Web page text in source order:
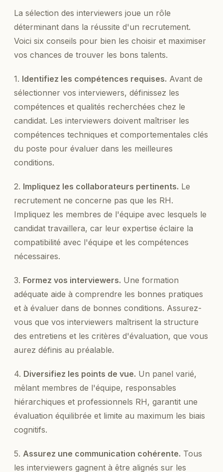
La sélection des interviewers joue un rôle
déterminant dans la réussite d'un recrutement.
Voici six conseils pour bien les choisir et maximiser
vos chances de trouver les bons talents.
1. Identifiez les compétences requises. Avant de
sélectionner vos interviewers, définissez les
compétences et qualités recherchées chez le
candidat. Les interviewers doivent maîtriser les
compétences techniques et comportementales clés
du poste pour évaluer dans les meilleures
conditions.
2. Impliquez les collaborateurs pertinents. Le
recrutement ne concerne pas que les RH.
Impliquez les membres de l'équipe avec lesquels le
candidat travaillera, car leur expertise éclaire la
compatibilité avec l'équipe et les compétences
nécessaires.
3. Formez vos interviewers. Une formation
adéquate aide à comprendre les bonnes pratiques
et à évaluer dans de bonnes conditions. Assurez-
vous que vos interviewers maîtrisent la structure
des entretiens et les critères d'évaluation, que vous
aurez définis au préalable.
4. Diversifiez les points de vue. Un panel varié,
mêlant membres de l'équipe, responsables
hiérarchiques et professionnels RH, garantit une
évaluation équilibrée et limite au maximum les biais
cognitifs.
5. Assurez une communication cohérente. Tous
les interviewers gagnent à être alignés sur les